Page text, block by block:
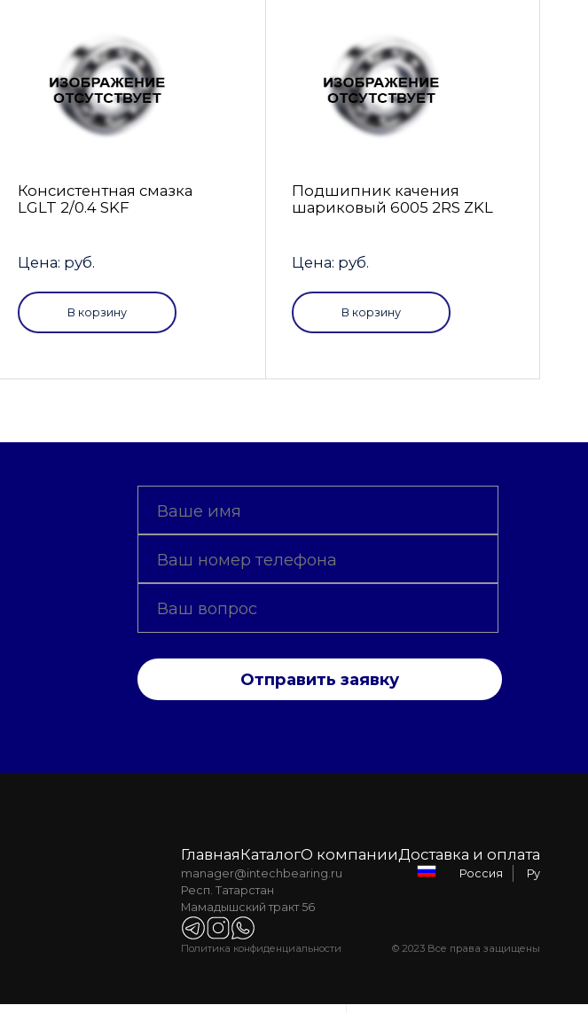
Консистентная смазка
LGLT 2/0.4 SKF
Цена: руб.
В корзину
Подшипник качения
шариковый 6005 2RS ZKL
Цена: руб.
В корзину
Отправить заявку
ГлавнаяКаталогО компанииДоставка и оплата
manager@intechbearing.ru
Респ. Татарстан
Мамадышский тракт 56
Россия Ру
Политика конфиденциальности © 2023 Все права защищены